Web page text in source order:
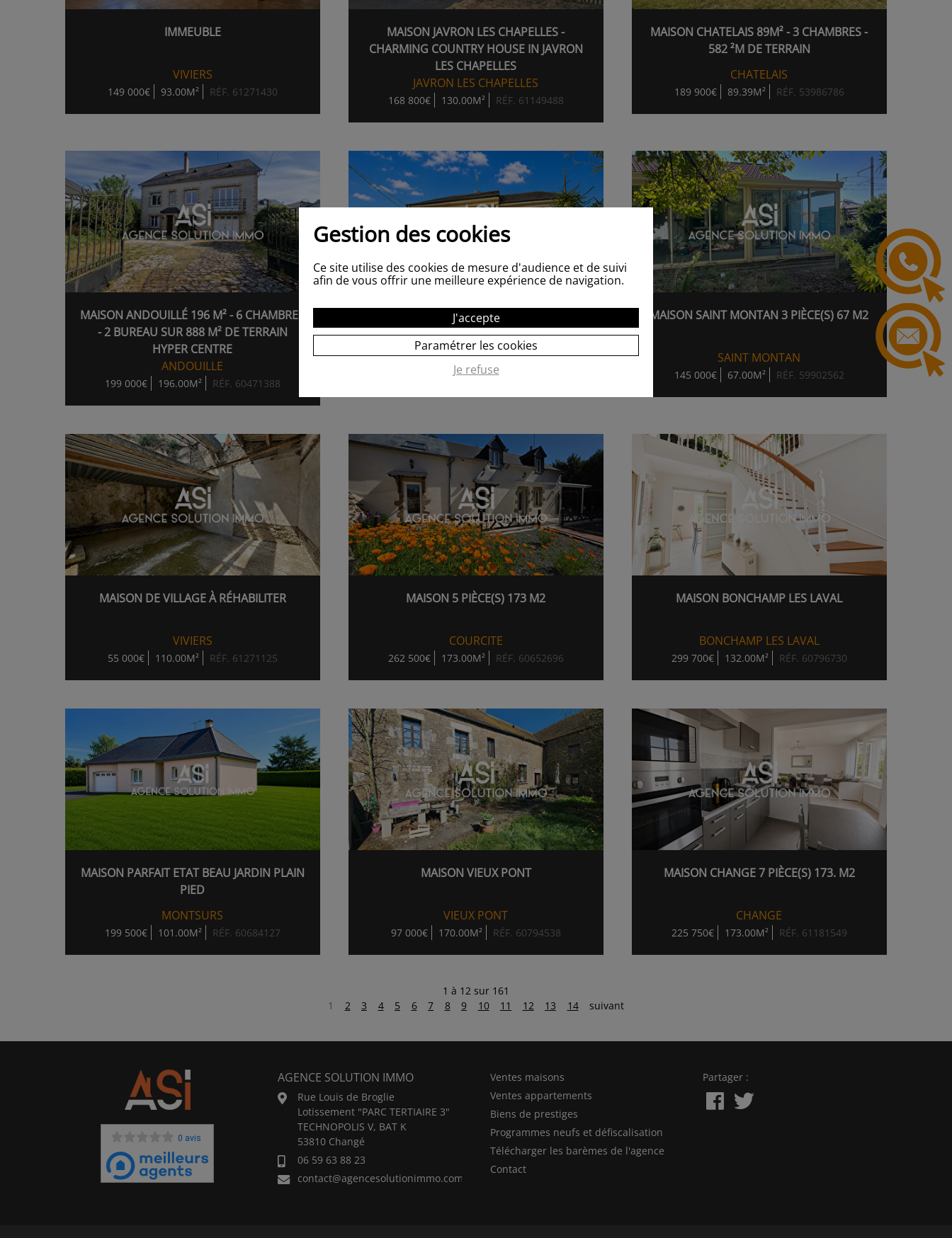
IMMEUBLE
VIVIERS
149 000€ 93.00M² RÉF. 61271430
MAISON JAVRON LES CHAPELLES -
CHARMING COUNTRY HOUSE IN JAVRON
LES CHAPELLES
JAVRON LES CHAPELLES
168 800€ 130.00M² RÉF. 61149488
MAISON CHATELAIS 89M² - 3 CHAMBRES -
582 ²M DE TERRAIN
CHATELAIS
189 900€ 89.39M² RÉF. 53986786
MAISON ANDOUILLÉ 196 M² - 6 CHAMBRES
- 2 BUREAU SUR 888 M² DE TERRAIN
HYPER CENTRE
ANDOUILLE
199 000€ 196.00M² RÉF. 60471388
MAISON ARGENTRE 3 PIÈCE(S) 105 M2
ARGENTRE
105.00M² RÉF. 61284369
MAISON SAINT MONTAN 3 PIÈCE(S) 67 M2
SAINT MONTAN
145 000€ 67.00M² RÉF. 59902562
MAISON DE VILLAGE À RÉHABILITER
VIVIERS
55 000€ 110.00M² RÉF. 61271125
MAISON 5 PIÈCE(S) 173 M2
COURCITE
262 500€ 173.00M² RÉF. 60652696
MAISON BONCHAMP LES LAVAL
BONCHAMP LES LAVAL
299 700€ 132.00M² RÉF. 60796730
MAISON PARFAIT ETAT BEAU JARDIN PLAIN
PIED
MONTSURS
199 500€ 101.00M² RÉF. 60684127
MAISON VIEUX PONT
VIEUX PONT
97 000€ 170.00M² RÉF. 60794538
MAISON CHANGE 7 PIÈCE(S) 173. M2
CHANGE
225 750€ 173.00M² RÉF. 61181549
1 à 12 sur 161
1
2 3 4 5 6 7 8 9 10 11 12 13 14 suivant
0 avis
AGENCE SOLUTION IMMO
Rue Louis de Broglie
Lotissement "PARC TERTIAIRE 3"
TECHNOPOLIS V, BAT K
53810 Changé
06 59 63 88 23
contact@agencesolutionimmo.com
Ventes maisons
Ventes appartements
Biens de prestiges
Programmes neufs et défiscalisation
Télécharger les barèmes de l'agence
Contact
Partager :
Gestion des cookies
Ce site utilise des cookies de mesure d'audience et de suivi
afin de vous offrir une meilleure expérience de navigation.
J'accepte
Paramétrer les cookies
Je refuse